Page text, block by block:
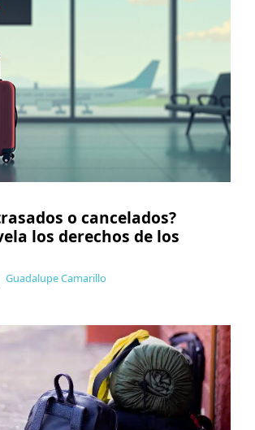
o cancelados?
los derechos de los
Guadalupe Camarillo